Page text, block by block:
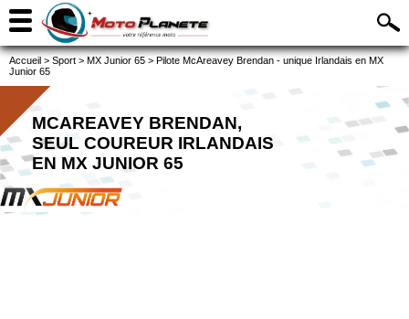
Accueil > Sport > MX Junior 65 > Pilote McAreavey Brendan - unique Irlandais en MX
Junior 65
MCAREAVEY BRENDAN,
SEUL COUREUR IRLANDAIS
EN MX JUNIOR 65